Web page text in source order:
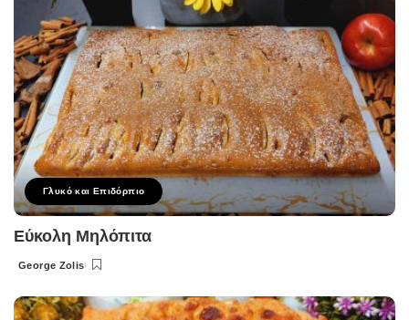
Γλυκό και Επιδόρπιο
Εύκολη Μηλόπιτα
Posted
George Zolis